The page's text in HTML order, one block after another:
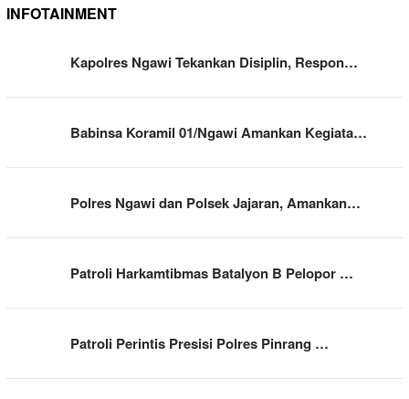
INFOTAINMENT
Kapolres Ngawi Tekankan Disiplin, Respon…
Babinsa Koramil 01/Ngawi Amankan Kegiata…
Polres Ngawi dan Polsek Jajaran, Amankan…
Patroli Harkamtibmas Batalyon B Pelopor …
Patroli Perintis Presisi Polres Pinrang …